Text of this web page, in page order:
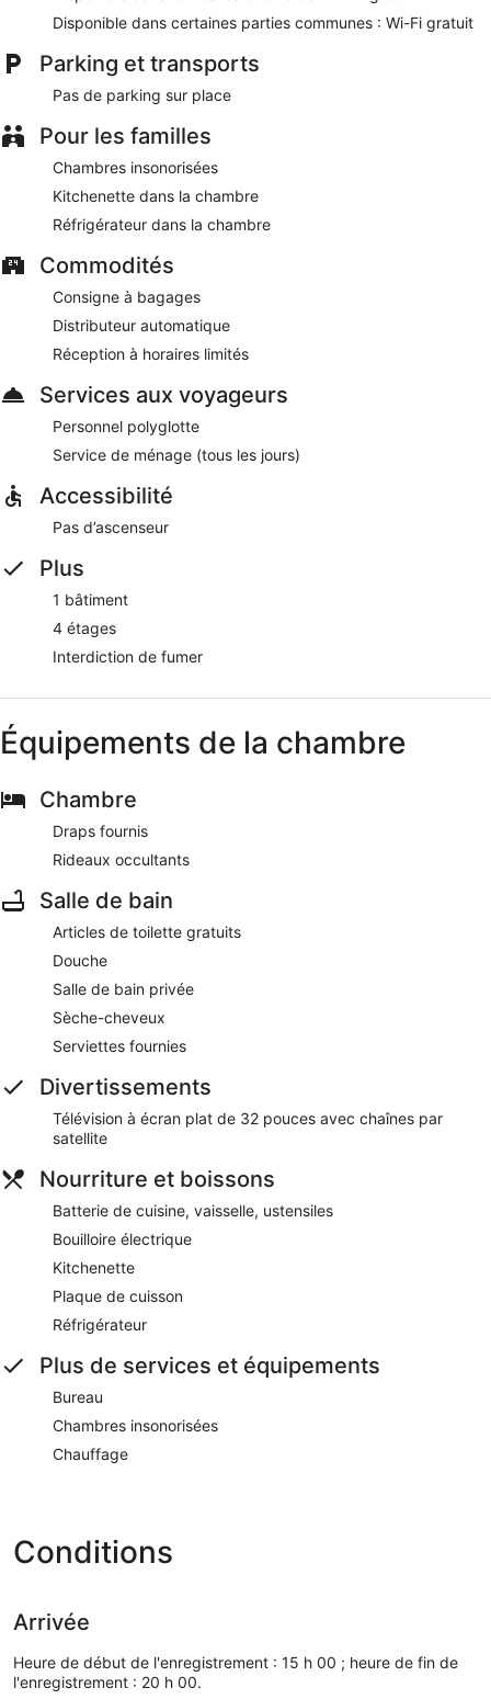
polyglotte et un distributeur automatique de boissons et
d'en-cas
À seulement 4 minutes à pied de Les Nanas et à 7
minutes de marche de Salle de spectacles Ballhof
Les chiens et les chats sont admis moyennant un
supplément (certaines restrictions s'appliquent)
Boutique 030 Hannover-City offre une myriade de
prestations appréciables comme un distributeur automatique
de boissons et d'en-cas et un personnel polyglotte. Le Wi-Fi
est disponible gratuitement dans les espaces communs.
Cet hôtel de Hanovre est non-fumeurs.
Disponible dans certaines parties communes : Wi-Fi gratuit
Parking et transports
Pas de parking sur place
Pour les familles
Chambres insonorisées
Kitchenette dans la chambre
Réfrigérateur dans la chambre
Commodités
Consigne à bagages
Distributeur automatique
Réception à horaires limités
Services aux voyageurs
Personnel polyglotte
Service de ménage (tous les jours)
Accessibilité
Pas d’ascenseur
Plus
1 bâtiment
4 étages
Interdiction de fumer
Équipements de la chambre
Chambre
Draps fournis
Rideaux occultants
Salle de bain
Articles de toilette gratuits
Douche
Salle de bain privée
Sèche-cheveux
Serviettes fournies
Divertissements
Télévision à écran plat de 32 pouces avec chaînes par
satellite
Nourriture et boissons
Batterie de cuisine, vaisselle, ustensiles
Bouilloire électrique
Kitchenette
Plaque de cuisson
Réfrigérateur
Plus de services et équipements
Bureau
Chambres insonorisées
Chauffage
Conditions
Arrivée
Heure de début de l'enregistrement : 15 h 00 ; heure de fin de
l'enregistrement : 20 h 00.